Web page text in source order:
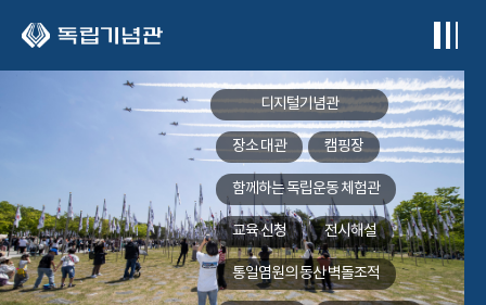
디지털기념관
장소 대관 캠핑장
함께하는독립운동 체험관
교육 신청 전시해설
통일염원의 동산벽돌조적